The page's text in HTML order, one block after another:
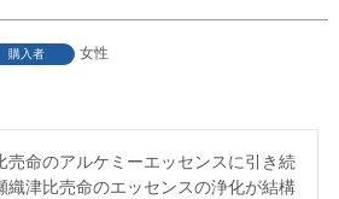
購入者
女性
売命のアルケミーエッセンスに引き続
織津比売命のエッセンスの浄化が結構